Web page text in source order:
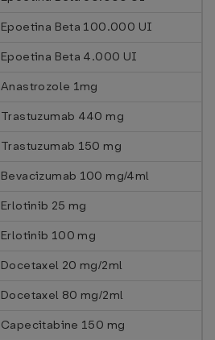
Epoetina Beta 100.000 UI
Epoetina Beta 4.000 UI
Anastrozole 1mg
Trastuzumab 440 mg
Trastuzumab 150 mg
Bevacizumab 100 mg/4ml
Erlotinib 25 mg
Erlotinib 100 mg
Docetaxel 20 mg/2ml
Docetaxel 80 mg/2ml
Capecitabine 150 mg